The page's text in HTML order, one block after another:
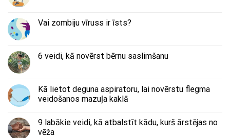
Vai zombiju vīruss ir īsts?
6 veidi, kā novērst bērnu saslimšanu
Kā lietot deguna aspiratoru, lai novērstu flegma
veidošanos mazuļa kaklā
9 labākie veidi, kā atbalstīt kādu, kurš ārstējas no
vēža